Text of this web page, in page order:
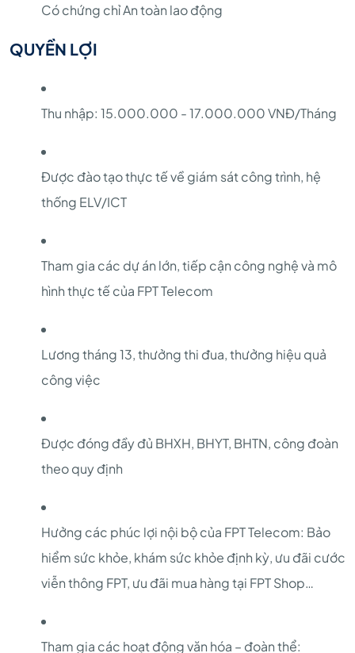
Có chứng chỉ An toàn lao động
QUYỀN LỢI
Thu nhập: 15.000.000 - 17.000.000 VNĐ/Tháng
Được đào tạo thực tế về giám sát công trình, hệ
thống ELV/ICT
Tham gia các dự án lớn, tiếp cận công nghệ và mô
hình thực tế của FPT Telecom
Lương tháng 13, thưởng thi đua, thưởng hiệu quả
công việc
Được đóng đầy đủ BHXH, BHYT, BHTN, công đoàn
theo quy định
Hưởng các phúc lợi nội bộ của FPT Telecom: Bảo
hiểm sức khỏe, khám sức khỏe định kỳ, ưu đãi cước
viễn thông FPT, ưu đãi mua hàng tại FPT Shop…
Tham gia các hoạt động văn hóa – đoàn thể: